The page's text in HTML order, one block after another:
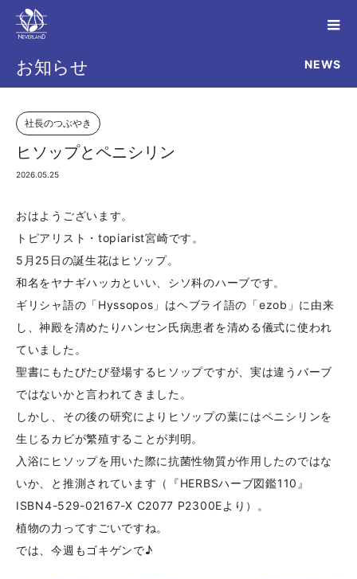
お知らせ NEWS
社長のつぶやき
ヒソップとペニシリン
2026.05.25
おはようございます。
トピアリスト・topiarist宮崎です。
5月25日の誕生花はヒソップ。
和名をヤナギハッカといい、シソ科のハーブです。
ギリシャ語の「Hyssopos」はヘブライ語の「ezob」に由来
し、神殿を清めたりハンセン氏病患者を清める儀式に使われ
ていました。
聖書にもたびたび登場するヒソップですが、実は違うバーブ
ではないかと言われてきました。
しかし、その後の研究によりヒソップの葉にはペニシリンを
生じるカビが繁殖することが判明。
入浴にヒソップを用いた際に抗菌性物質が作用したのではな
いか、と推測されています（『HERBSハーブ図鑑110』
ISBN4-529-02167-X C2077 P2300Eより）。
植物の力ってすごいですね。
では、今週もゴキゲンで♪